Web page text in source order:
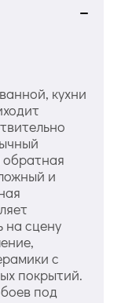
кухни
обратная
и
сцену
с
покрытий.
под